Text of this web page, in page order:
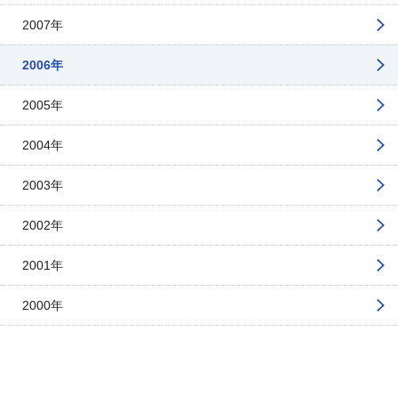
2007年
2006年
2005年
2004年
2003年
2002年
2001年
2000年